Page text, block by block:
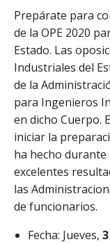
Prepárate para
de la OPE 2020
Estado. Las
Industriales del
de la
para Ingenieros
en dicho Cuerpo.
iniciar la
ha hecho durante
excelentes
las
de funcionarios.
Fecha: Jueves,